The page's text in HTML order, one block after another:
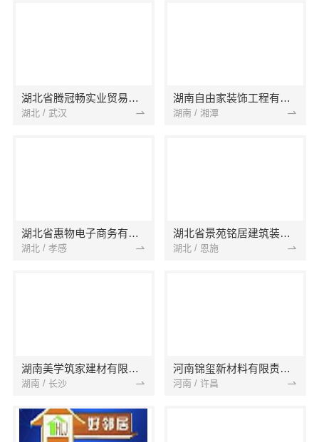
湖北省腾冠畅实业贸易有限公司
湖北 / 武汉
湖南自由家装饰工程有限公司
湖南 / 湘潭
湖北省惠物电子商务有限公司
湖北 / 孝感
湖北省景苑铭居建筑装饰有限公司
湖北 / 恩施
湖南美学筑家建材有限公司
湖南 / 长沙
河南锦玺新材料有限责任公司
河南 / 许昌